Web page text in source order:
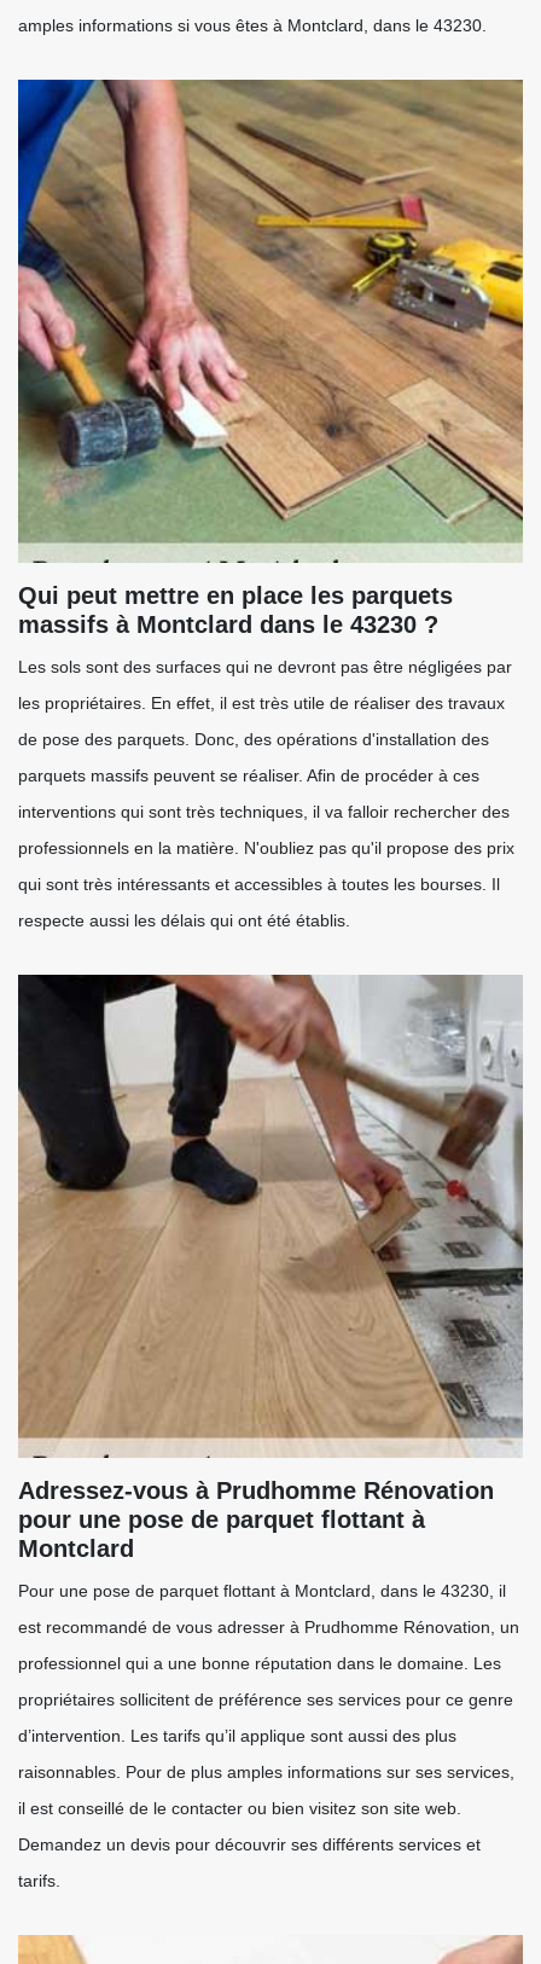
amples informations si vous êtes à Montclard, dans le 43230.
Qui peut mettre en place les parquets
massifs à Montclard dans le 43230 ?
Les sols sont des surfaces qui ne devront pas être négligées par
les propriétaires. En effet, il est très utile de réaliser des travaux
de pose des parquets. Donc, des opérations d'installation des
parquets massifs peuvent se réaliser. Afin de procéder à ces
interventions qui sont très techniques, il va falloir rechercher des
professionnels en la matière. N'oubliez pas qu'il propose des prix
qui sont très intéressants et accessibles à toutes les bourses. Il
respecte aussi les délais qui ont été établis.
Adressez-vous à Prudhomme Rénovation
pour une pose de parquet flottant à
Montclard
Pour une pose de parquet flottant à Montclard, dans le 43230, il
est recommandé de vous adresser à Prudhomme Rénovation, un
professionnel qui a une bonne réputation dans le domaine. Les
propriétaires sollicitent de préférence ses services pour ce genre
d’intervention. Les tarifs qu’il applique sont aussi des plus
raisonnables. Pour de plus amples informations sur ses services,
il est conseillé de le contacter ou bien visitez son site web.
Demandez un devis pour découvrir ses différents services et
tarifs.